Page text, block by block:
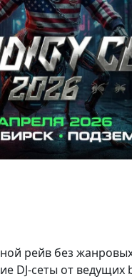
рейв без
DJ-сеты от ведущих